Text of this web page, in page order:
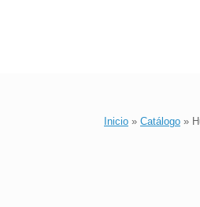
Inicio » Catálogo »